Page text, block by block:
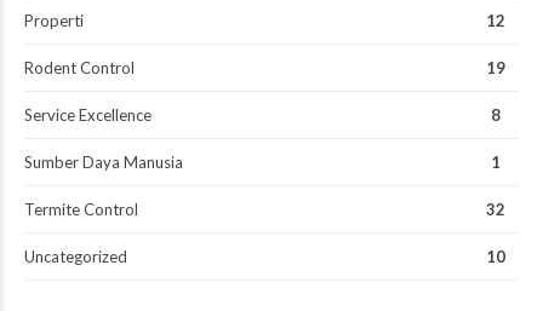
Properti 12
Rodent Control 19
Service Excellence 8
Sumber Daya Manusia 1
Termite Control 32
Uncategorized 10